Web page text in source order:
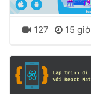
127 15 giờ